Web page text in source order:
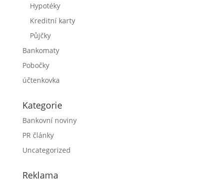
Hypotéky
Kreditní karty
Půjčky
Bankomaty
Pobočky
účtenkovka
Kategorie
Bankovní noviny
PR články
Uncategorized
Reklama